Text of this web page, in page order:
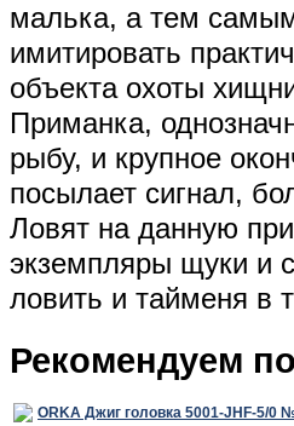
малька, а тем
имитировать
объекта охоты
Приманка,
рыбу, и крупное
посылает сигнал,
Ловят на данную
экземпляры щуки и
ловить и тайменя в
Рекомендуем
ORKA Джиг головка 5001-JHF-5/0